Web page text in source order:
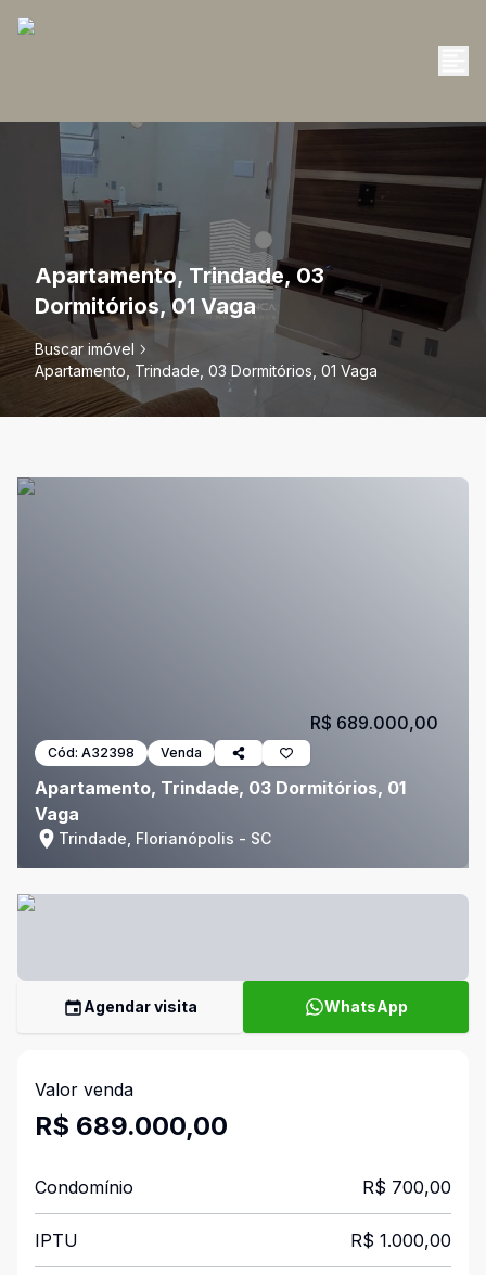
Apartamento, Trindade, 03
Dormitórios, 01 Vaga
Buscar imóvel
Apartamento, Trindade, 03 Dormitórios, 01 Vaga
Cód: A32398 Venda
Apartamento, Trindade, 03 Dormitórios, 01
Vaga
Trindade, Florianópolis - SC
R$ 689.000,00
Agendar visita WhatsApp
Valor venda
R$ 689.000,00
Condomínio R$ 700,00
IPTU R$ 1.000,00